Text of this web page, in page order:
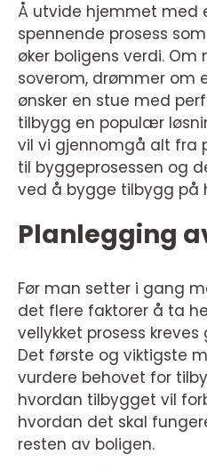
Å utvide hjemmet med
spennende prosess
øker boligens verdi.
soverom, drømmer om
ønsker en stue med
tilbygg en populær
vil vi gjennomgå alt fra
til byggeprosessen og
ved å bygge tilbygg på
Planlegging
Før man setter i gang
det flere faktorer å ta
vellykket prosess
Det første og viktigste
vurdere behovet for
hvordan tilbygget vil
hvordan det skal
resten av boligen.